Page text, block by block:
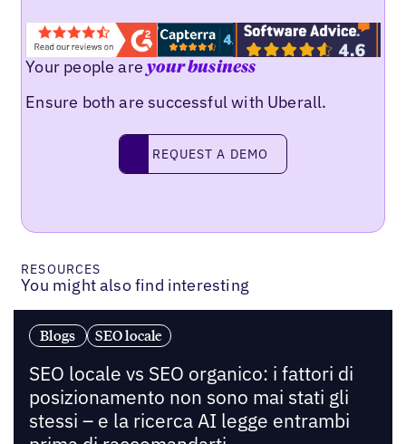
Your people areyour business
Ensure both are successful with Uberall.
Request a demo
REQUEST A DEMO
RESOURCES
You might also find interesting
Blogs SEO locale
SEO locale vs SEO organico: i fattori di
posizionamento non sono mai stati gli
stessi – e la ricerca AI legge entrambi